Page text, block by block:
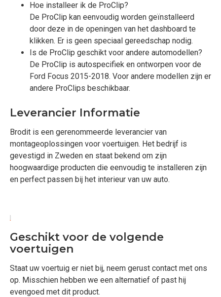
Hoe installeer ik de ProClip?
De ProClip kan eenvoudig worden geïnstalleerd
door deze in de openingen van het dashboard te
klikken. Er is geen speciaal gereedschap nodig.
Is de ProClip geschikt voor andere automodellen?
De ProClip is autospecifiek en ontworpen voor de
Ford Focus 2015-2018. Voor andere modellen zijn er
andere ProClips beschikbaar.
Leverancier Informatie
Brodit is een gerenommeerde leverancier van
montageoplossingen voor voertuigen. Het bedrijf is
gevestigd in Zweden en staat bekend om zijn
hoogwaardige producten die eenvoudig te installeren zijn
en perfect passen bij het interieur van uw auto.
Geschikt voor de volgende
voertuigen
Staat uw voertuig er niet bij, neem gerust contact met ons
op. Misschien hebben we een alternatief of past hij
evengoed met dit product.